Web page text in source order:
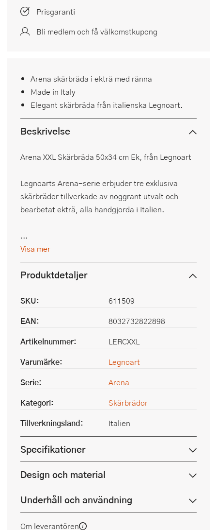
Prisgaranti
Bli medlem och få välkomstkupong
Arena skärbräda i ekträ med ränna
Made in Italy
Elegant skärbräda från italienska Legnoart.
Beskrivelse
Arena XXL Skärbräda 50x34 cm Ek, från Legnoart
Legnoarts Arena-serie erbjuder tre exklusiva
skärbrädor tillverkade av noggrant utvalt och
bearbetat ekträ, alla handgjorda i Italien.
...
Visa mer
Produktdetaljer
SKU:
611509
EAN:
8032732822898
Artikelnummer:
LERCXXL
Varumärke:
Legnoart
Serie:
Arena
Kategori:
Skärbrädor
Tillverkningsland:
Italien
Specifikationer
Design och material
Underhåll och användning
Om leverantören